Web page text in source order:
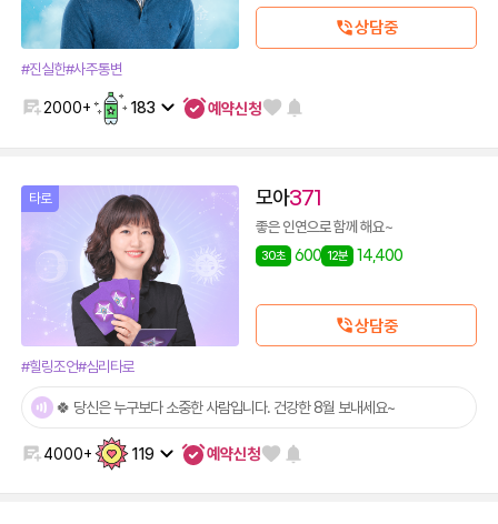
상담중
#진실한#사주통변
2000+ 183 예약신청
타로 모아371
좋은 인연으로 함께 해요~
30초 600 12분 14,400
상담중
#힐링조언#심리타로
🍀 당신은 누구보다 소중한 사람입니다. 건강한 8월 보내세요~
4000+ 119 예약신청